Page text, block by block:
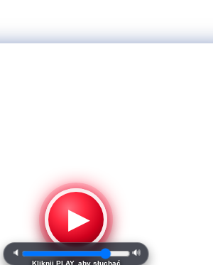
▶
🔈 🔊
Kliknij PLAY, aby słuchać